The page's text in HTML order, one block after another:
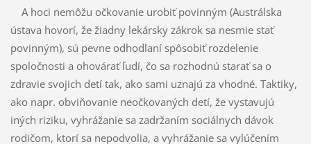
A hoci nemôžu očkovanie urobiť povinným (Austrálska
ústava hovorí, že žiadny lekársky zákrok sa nesmie stať
povinným), sú pevne odhodlaní spôsobiť rozdelenie
spoločnosti a ohovárať ľudí, čo sa rozhodnú starať sa o
zdravie svojich detí tak, ako sami uznajú za vhodné. Taktiky,
ako napr. obviňovanie neočkovaných detí, že vystavujú
iných riziku, vyhrážanie sa zadržaním sociálnych dávok
rodičom, ktorí sa nepodvolia, a vyhrážanie sa vylúčením